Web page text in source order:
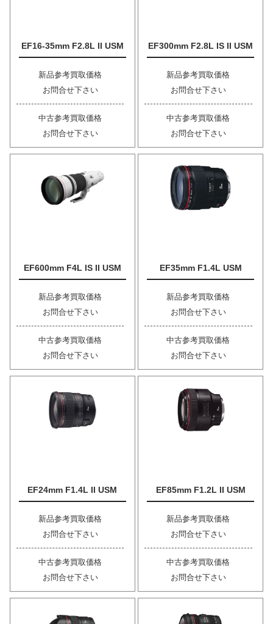
EF16-35mm F2.8L II USM
新品参考買取価格
お問合せ下さい
中古参考買取価格
お問合せ下さい
EF300mm F2.8L IS II USM
新品参考買取価格
お問合せ下さい
中古参考買取価格
お問合せ下さい
EF600mm F4L IS II USM
新品参考買取価格
お問合せ下さい
中古参考買取価格
お問合せ下さい
EF35mm F1.4L USM
新品参考買取価格
お問合せ下さい
中古参考買取価格
お問合せ下さい
EF24mm F1.4L II USM
新品参考買取価格
お問合せ下さい
中古参考買取価格
お問合せ下さい
EF85mm F1.2L II USM
新品参考買取価格
お問合せ下さい
中古参考買取価格
お問合せ下さい